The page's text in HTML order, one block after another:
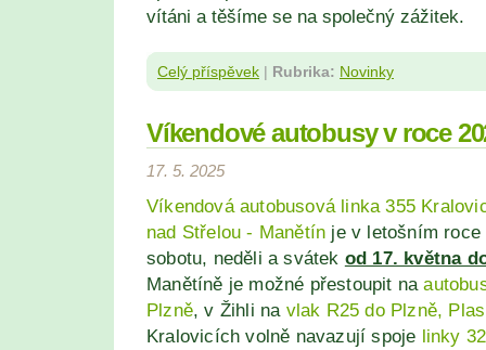
vítáni a těšíme se na společný zážitek.
Celý příspěvek | Rubrika: Novinky
Víkendové autobusy v roce
17. 5. 2025
Víkendová autobusová linka 355
nad Střelou - Manětín je v letošním roce
sobotu, neděli a svátek od 17. května
Manětíně je možné přestoupit na
Plzně, v Žihli na vlak R25 do Plzně,
Kralovicích volně navazují spoje linky